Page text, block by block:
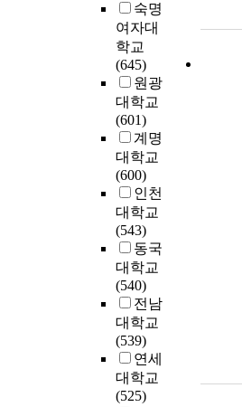
숙명
여자대
학교
(645)
원광
대학교
(601)
계명
대학교
(600)
인천
대학교
(543)
동국
대학교
(540)
전남
대학교
(539)
연세
대학교
(525)